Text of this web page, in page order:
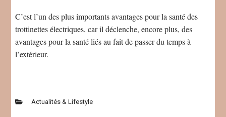
C’est l’un des plus importants avantages pour la santé des
trottinettes électriques, car il déclenche, encore plus, des
avantages pour la santé liés au fait de passer du temps à
l’extérieur.
Actualités & Lifestyle